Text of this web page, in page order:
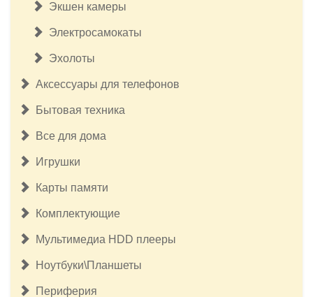
Экшен камеры
Электросамокаты
Эхолоты
Аксессуары для телефонов
Бытовая техника
Все для дома
Игрушки
Карты памяти
Комплектующие
Мультимедиа HDD плееры
Ноутбуки\Планшеты
Периферия